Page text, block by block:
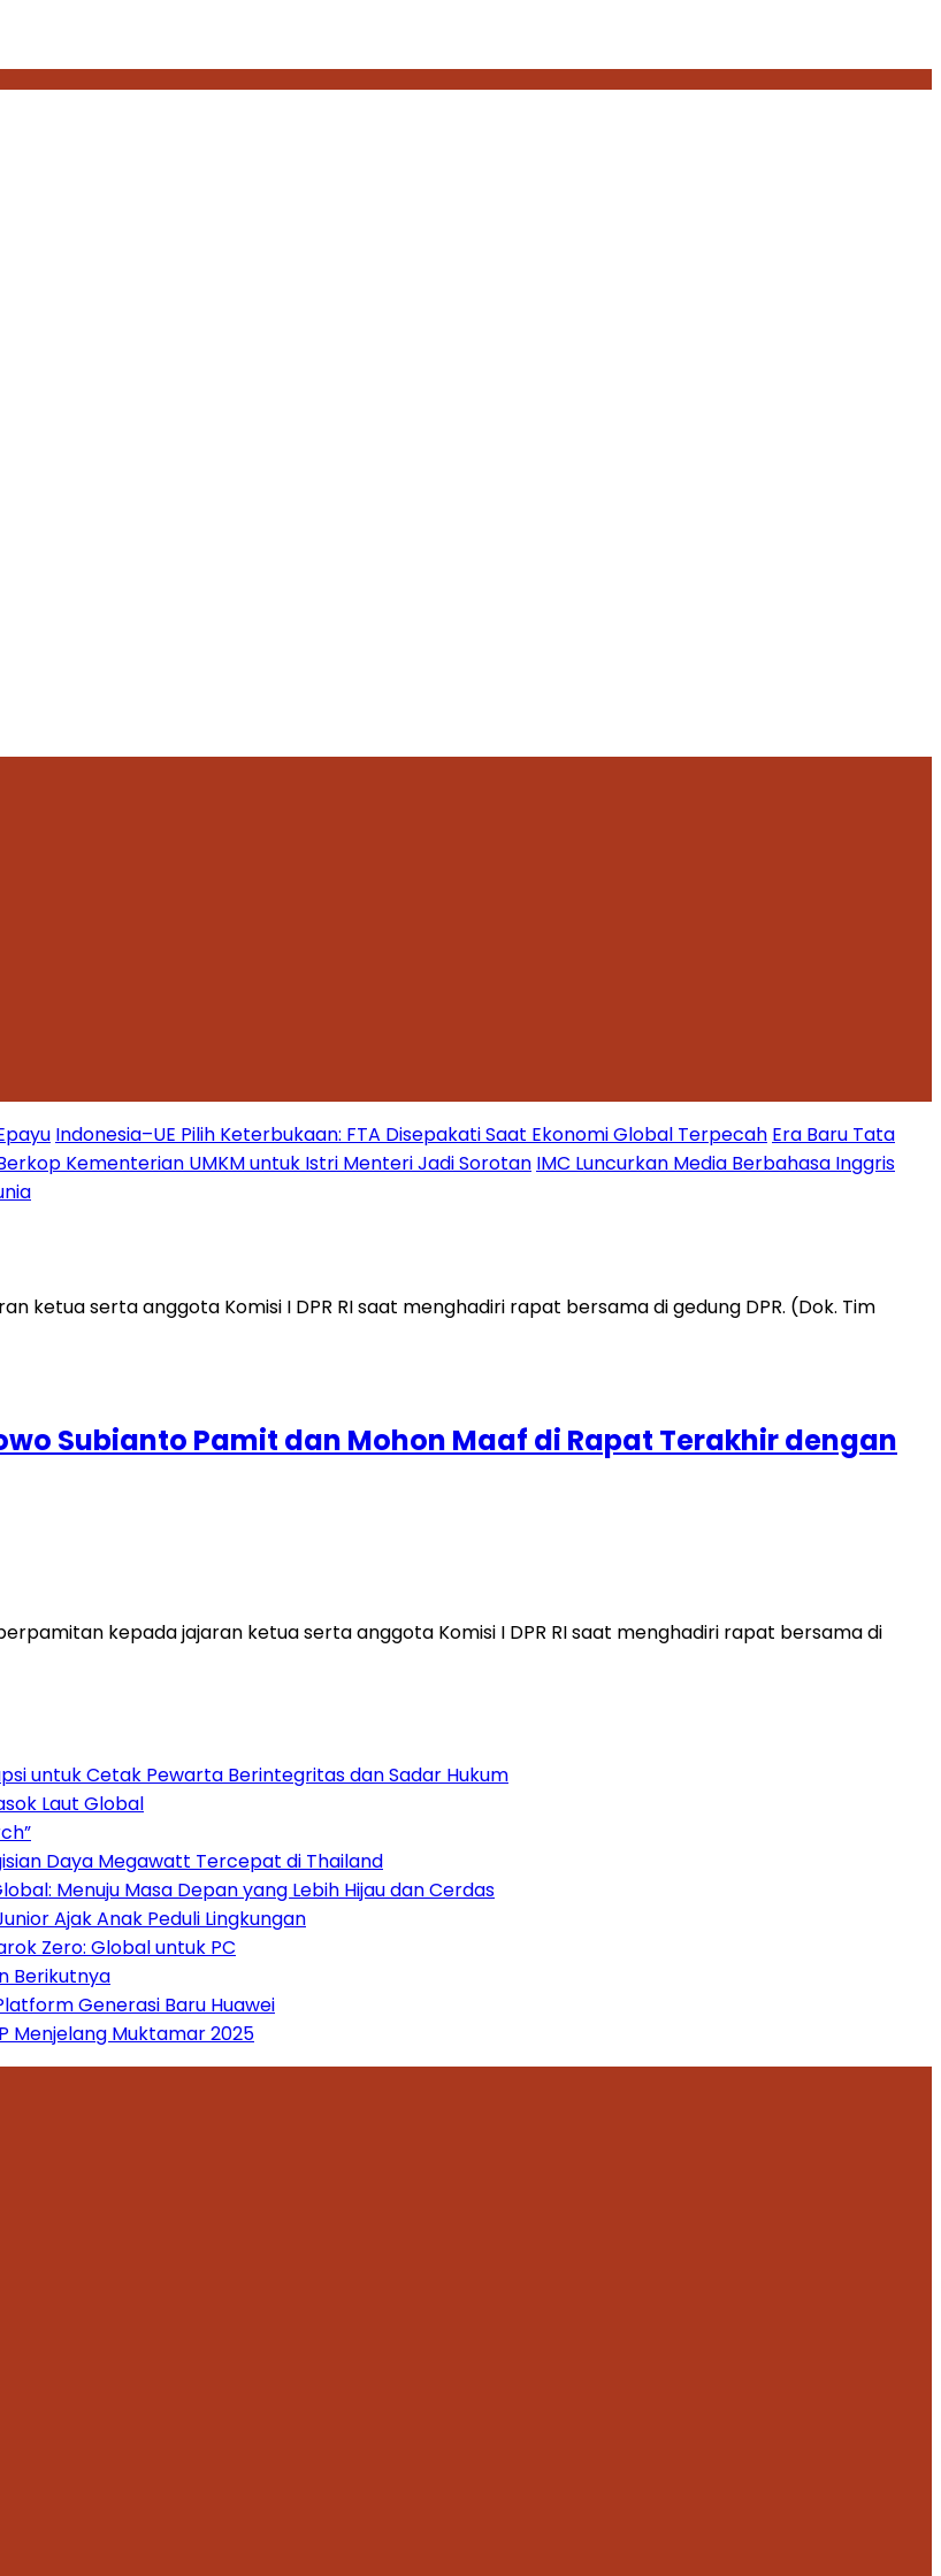
Indonesia–UE Pilih Keterbukaan: FTA Disepakati Saat Ekonomi Global Terpecah Era Baru Tata
Kementerian UMKM untuk Istri Menteri Jadi Sorotan IMC Luncurkan Media Berbahasa Inggris
Subianto Pamit dan Mohon Maaf di Rapat Terakhir dengan
kepada jajaran ketua serta anggota Komisi I DPR RI saat menghadiri rapat bersama di
untuk Cetak Pewarta Berintegritas dan Sadar Hukum
Laut Global
Daya Megawatt Tercepat di Thailand
Menuju Masa Depan yang Lebih Hijau dan Cerdas
Ajak Anak Peduli Lingkungan
Zero: Global untuk PC
Berikutnya
Generasi Baru Huawei
Menjelang Muktamar 2025